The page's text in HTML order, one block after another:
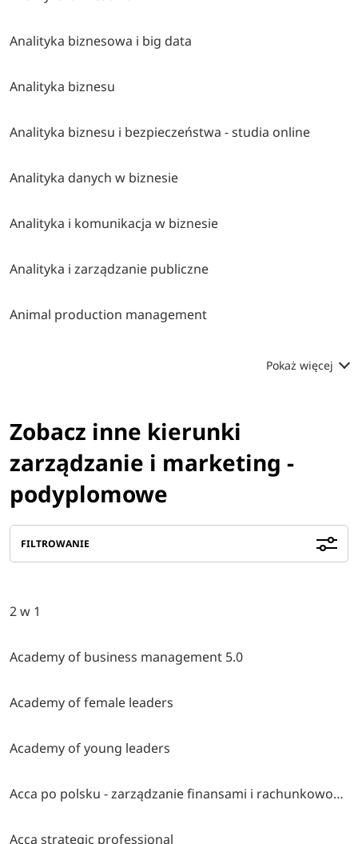
Analityka biznesowa i big data
Analityka biznesu
Analityka biznesu i bezpieczeństwa - studia online
Analityka danych w biznesie
Analityka i komunikacja w biznesie
Analityka i zarządzanie publiczne
Animal production management
Pokaż więcej
Zobacz inne kierunki
zarządzanie i marketing -
podyplomowe
FILTROWANIE
2 w 1
Academy of business management 5.0
Academy of female leaders
Academy of young leaders
Acca po polsku - zarządzanie finansami i rachunkowość w środowisku międzynarodowym
Acca strategic professional